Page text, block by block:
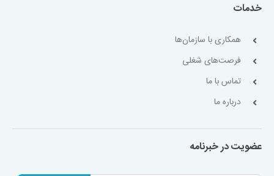
خدمات
همکاری با سازمان‌ها
فرصت‌های شغلی
تماس با ما
درباره ما
عضویت در خبرنامه